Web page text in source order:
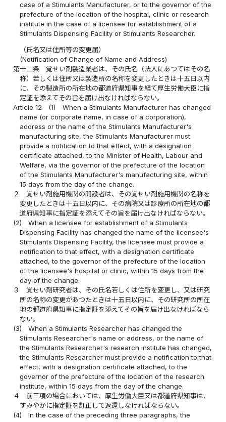
case of a Stimulants Manufacturer, or to the governor of the
prefecture of the location of the hospital, clinic or research
institute in the case of a licensee for establishment of a
Stimulants Dispensing Facility or Stimulants Researcher.
（氏名又は住所等の変更届）
(Notification of Change of Name and Address)
第十二条
覚せい剤製造業者は、その氏名（法人にあつてはその名
称）若しくは住所又は製造所の名称を変更したときは十五日以内
に、その製造所の所在地の都道府県知事を経て厚生労働大臣に指
定証を添えてその旨を届け出なければならない。
Article 12
(1)
When a Stimulants Manufacturer has changed
name (or corporate name, in case of a corporation),
address or the name of the Stimulants Manufacturer's
manufacturing site, the Stimulants Manufacturer must
provide a notification to that effect, with a designation
certificate attached, to the Minister of Health, Labour and
Welfare, via the governor of the prefecture of the location
of the Stimulants Manufacturer's manufacturing site, within
15 days from the day of the change.
２
覚せい剤施用機関の開設者は、その覚せい剤施用機関の名称を
変更したときは十五日以内に、その病院又は診療所の所在地の都
道府県知事に指定証を添えてその旨を届け出なければならない。
(2)
When a licensee for establishment of a Stimulants
Dispensing Facility has changed the name of the licensee's
Stimulants Dispensing Facility, the licensee must provide a
notification to that effect, with a designation certificate
attached, to the governor of the prefecture of the location
of the licensee's hospital or clinic, within 15 days from the
day of the change.
３
覚せい剤研究者は、その氏名若しくは住所を変更し、又は研究
所の名称の変更があつたときは十五日以内に、その研究所の所在
地の都道府県知事に指定証を添えてその旨を届け出なければなら
ない。
(3)
When a Stimulants Researcher has changed the
Stimulants Researcher's name or address, or the name of
the Stimulants Researcher's research institute has changed,
the Stimulants Researcher must provide a notification to that
effect, with a designation certificate attached, to the
governor of the prefecture of the location of the research
institute, within 15 days from the day of the change.
４
前三項の場合においては、厚生労働大臣又は都道府県知事は、
すみやかに指定証を訂正して返還しなければならない。
(4)
In the case of the preceding three paragraphs, the